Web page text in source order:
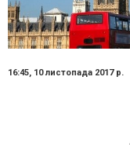
16:45, 10 листопада 2017 р.